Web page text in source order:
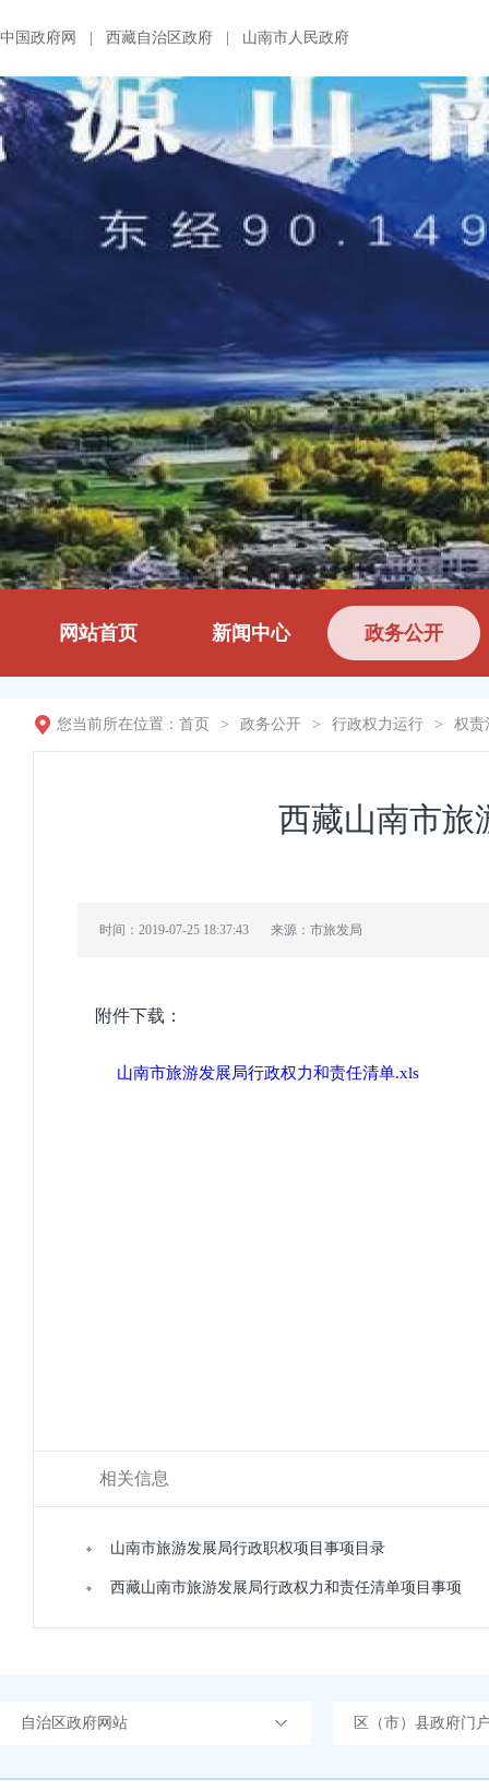
中国政府网 西藏自治区政府 山南市人民政府
网站首页 新闻中心 政务公开
您当前所在位置： 首页 > 政务公开 > 行政权力运行 > 权责
西藏山南市旅
时间：2019-07-25 18:37:43 来源：市旅发局
附件下载：
山南市旅游发展局行政权力和责任清单.xls
相关信息
山南市旅游发展局行政职权项目事项目录
西藏山南市旅游发展局行政权力和责任清单项目事项
自治区政府网站 区（市）县政府门